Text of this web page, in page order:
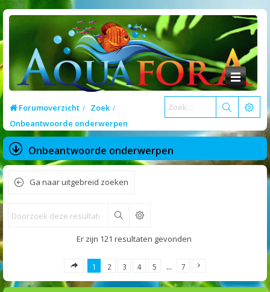
Forumoverzicht
Zoek
Onbeantwoorde onderwerpen
Onbeantwoorde onderwerpen
Ga naar uitgebreid zoeken
Zoek
Er zijn 121 resultaten gevonden
1 2 3 4 5 … 7